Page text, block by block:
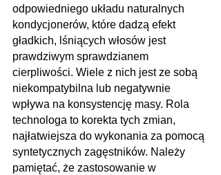
odpowiedniego układu naturalnych
kondycjonerów, które dadzą efekt
gładkich, lśniących włosów jest
prawdziwym sprawdzianem
cierpliwości. Wiele z nich jest ze sobą
niekompatybilna lub negatywnie
wpływa na konsystencję masy. Rola
technologa to korekta tych zmian,
najłatwiejsza do wykonania za pomocą
syntetycznych zagęstników. Należy
pamiętać, że zastosowanie w